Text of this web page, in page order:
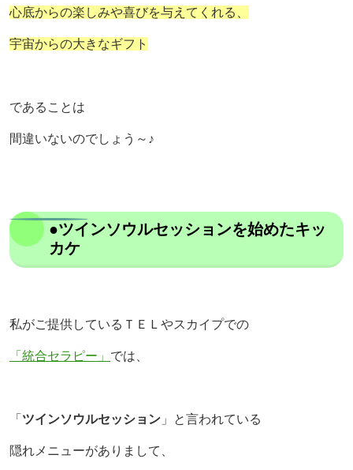
心底からの楽しみや喜びを与えてくれる、
宇宙からの大きなギフト
であることは
間違いないのでしょう～♪
●ツインソウルセッションを始めたキッ
カケ
私がご提供しているＴＥＬやスカイプでの
「統合セラピー」 では、
「 ツインソウルセッション 」と言われている
隠れメニューがありまして、